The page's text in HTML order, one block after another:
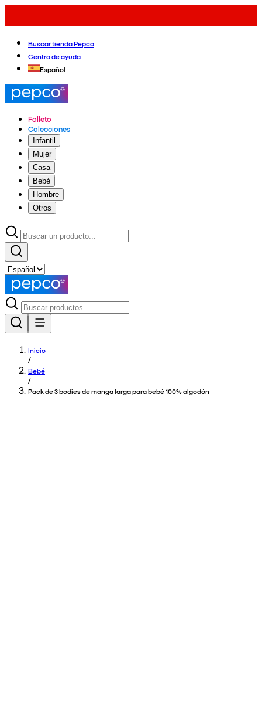
Buscar tienda Pepco
Centro de ayuda
Español
Folleto
Colecciones
Infantil
Mujer
Casa
Bebé
Hombre
Otros
Inicio
/
Bebé
/
Pack de 3 bodies de manga larga para bebé 100% algodón